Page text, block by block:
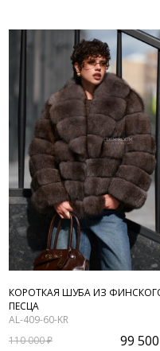
КОРОТКАЯ ШУБА ИЗ
ПЕСЦА
AL-409-60-KR
110 000 ₽
99